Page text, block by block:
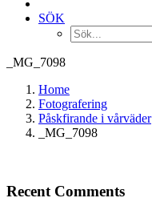
SÖK
_MG_7098
Home
Fotografering
Påskfirande i vårväder
_MG_7098
Recent Comments